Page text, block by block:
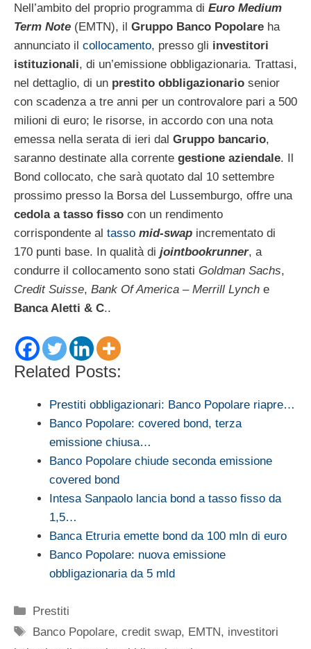
Nell’ambito del proprio programma di Euro Medium
Term Note (EMTN), il Gruppo Banco Popolare ha
annunciato il collocamento, presso gli investitori
istituzionali, di un’emissione obbligazionaria. Trattasi,
nel dettaglio, di un prestito obbligazionario senior
con scadenza a tre anni per un controvalore pari a 500
milioni di euro; le risorse, in accordo con una nota
emessa nella serata di ieri dal Gruppo bancario,
saranno destinate alla corrente gestione aziendale. Il
Bond collocato, che sarà quotato dal 10 settembre
prossimo presso la Borsa del Lussemburgo, offre una
cedola a tasso fisso con un rendimento
corrispondente al tasso mid-swap incrementato di
170 punti base. In qualità di jointbookrunner, a
condurre il collocamento sono stati Goldman Sachs,
Credit Suisse, Bank Of America – Merrill Lynch e
Banca Aletti & C..
Related Posts:
Prestiti obbligazionari: Banco Popolare riapre…
Banco Popolare: covered bond, terza
emissione chiusa…
Banco Popolare chiude seconda emissione
covered bond
Intesa Sanpaolo lancia bond a tasso fisso da
1,5…
Banca Etruria emette bond da 100 mln di euro
Banco Popolare: nuova emissione
obbligazionaria da 5 mld
Categorie
Prestiti
Tag
Banco Popolare,credit swap, EMTN, investitori